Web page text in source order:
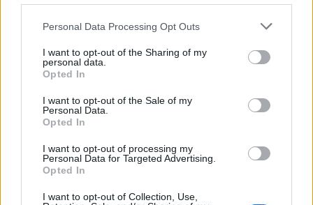
Personal Data Processing Opt Outs
I want to opt-out of the Sharing of my
personal data.
Opted In
I want to opt-out of the Sale of my
Personal Data.
Opted In
I want to opt-out of processing my
Personal Data for Targeted Advertising.
Opted In
I want to opt-out of Collection, Use,